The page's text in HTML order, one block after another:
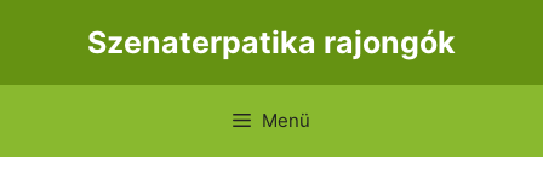
Szenaterpatika rajongók
Menü